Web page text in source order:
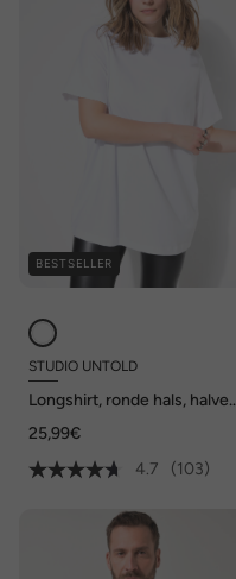
BESTSELLER
STUDIO UNTOLD
Longshirt, ronde hals, halve
25,99€
4.7
(103)